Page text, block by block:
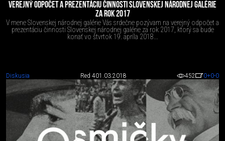
VEREJNÝ ODPOČET A PREZENTÁCIU ČINNOSTI SLOVENSKEJ NÁRODNEJ GALÉRIE
ZA ROK 2017
V mene Slovenskej národnej galérie Vás srdečne pozývam na verejný odpočet a
prezentáciu činnosti Slovenskej národnej galérie za rok 2017, ktorý sa bude
konať vo štvrtok 19. apríla 2018...
Diskusia Red 401.03.2018 452 0+0-0